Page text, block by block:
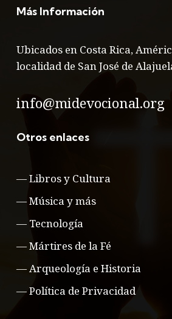
Más Información
Ubicados en Costa Rica,
localidad de San José de
info@midevocional.org
Otros enlaces
—Libros y Cultura
—Música y más
— Tecnología
—Mártires de la Fé
—Arqueología e Historia
—Política de Privacidad